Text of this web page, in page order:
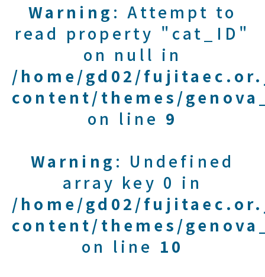
Warning : Attempt to
read property "cat_ID"
on null in
/home/gd02/
content/themes/
on line 9
Warning : Undefined
array key 0 in
/home/gd02/
content/themes/
on line 10